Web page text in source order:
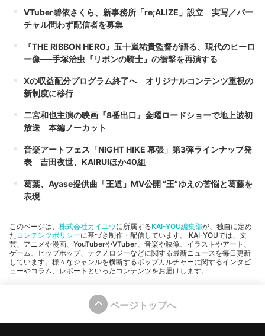
VTuber碧依さくら、新事務所「re;ALIZE」設立 実写／バー
チャル問わず配信者を募集
『THE RIBBON HERO』五十嵐祐貴監督が語る、現代のヒーロ
ー像──手塚治虫『リボンの騎士』の衝撃を再演する
Xの収益配分プログラム終了へ オリジナルコンテンツ重視の
新制度に移行
二宮和也主演の映画『8番出口』金曜ロードショーで地上波初
放送 本編ノーカット
音楽アートフェス「NIGHT HIKE 幕張」第3弾ラインナップ発
表 吉田夜世、KAIRUIほか40組
葛葉、Ayase提供曲「王道」MV公開 “王”ゆえの苦悩と葛藤を
表現
このページは、 株式会社カイユウに所属するKAI-YOU編集部が、独自に定め
た コンテンツポリシーに基づき制作・配信しています。 KAI-YOUでは、文
芸、アニメや漫画、YouTuberやVTuber、音楽や映像、イラストやアート、
ゲーム、ヒップホップ、テクノロジーなどに関する最新ニュースを毎日更新
しています。様々なジャンルを横断するポップカルチャーに関するインタビ
ューやコラム、レポートといったコンテンツをお届けします。
ページトップへ